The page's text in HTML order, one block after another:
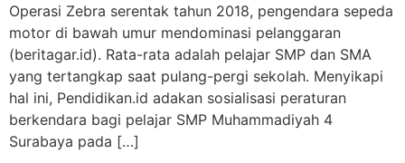
Operasi Zebra serentak tahun 2018, pengendara sepeda
motor di bawah umur mendominasi pelanggaran
(beritagar.id). Rata-rata adalah pelajar SMP dan SMA
yang tertangkap saat pulang-pergi sekolah. Menyikapi
hal ini, Pendidikan.id adakan sosialisasi peraturan
berkendara bagi pelajar SMP Muhammadiyah 4
Surabaya pada […]